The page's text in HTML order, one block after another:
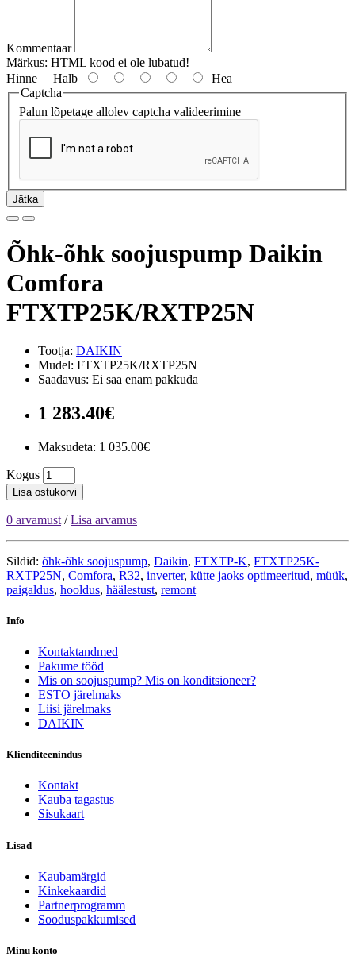
Kommentaar
Märkus: HTML kood ei ole lubatud!
Hinne Halb
Hea
Captcha
Palun lõpetage allolev captcha valideerimine
Jätka
Õhk-õhk soojuspump Daikin
Comfora
FTXTP25K/RXTP25N
Tootja: DAIKIN
Mudel: FTXTP25K/RXTP25N
Saadavus: Ei saa enam pakkuda
1 283.40€
Maksudeta: 1 035.00€
Kogus
Lisa ostukorvi
0 arvamust /Lisa arvamus
Sildid: õhk-õhk soojuspump, Daikin, FTXTP-K, FTXTP25K-
RXTP25N, Comfora, R32, inverter, kütte jaoks optimeeritud, müük,
paigaldus, hooldus, häälestust, remont
Info
Kontaktandmed
Pakume tööd
Mis on soojuspump? Mis on konditsioneer?
ESTO järelmaks
Liisi järelmaks
DAIKIN
Klienditeenindus
Kontakt
Kauba tagastus
Sisukaart
Lisad
Kaubamärgid
Kinkekaardid
Partnerprogramm
Sooduspakkumised
Minu konto